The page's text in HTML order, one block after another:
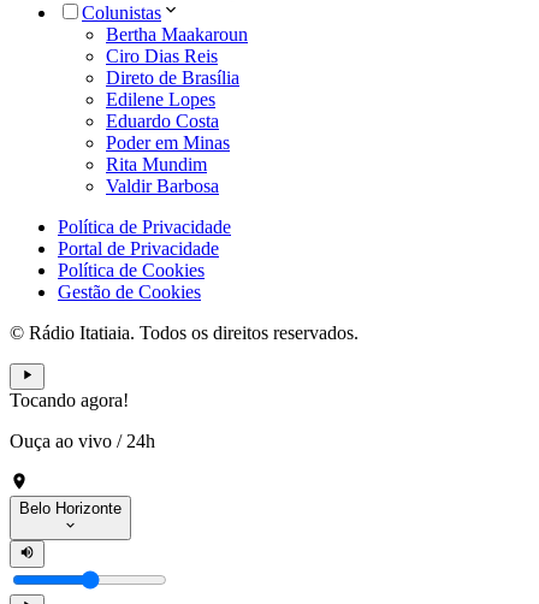
Colunistas
Bertha Maakaroun
Ciro Dias Reis
Direto de Brasília
Edilene Lopes
Eduardo Costa
Poder em Minas
Rita Mundim
Valdir Barbosa
Política de Privacidade
Portal de Privacidade
Política de Cookies
Gestão de Cookies
© Rádio Itatiaia. Todos os direitos reservados.
Tocando agora!
Ouça ao vivo / 24h
Belo Horizonte